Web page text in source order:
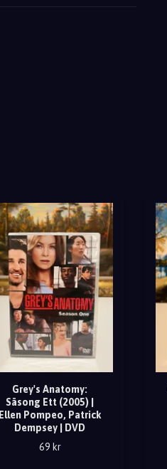
Grey's Anatomy:
Säsong Ett (2005) |
Ellen Pompeo, Patrick
Dempsey | DVD
69 kr